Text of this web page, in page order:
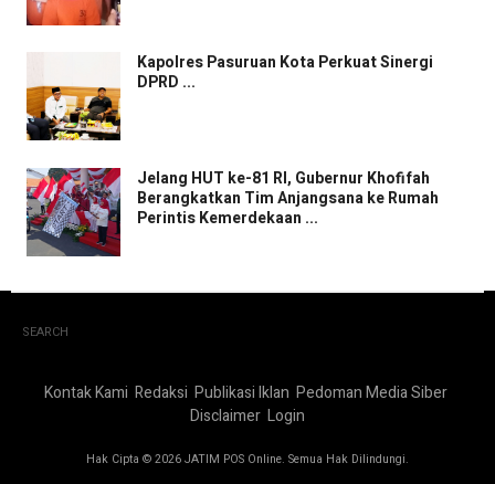
Kapolres Pasuruan Kota Perkuat Sinergi
DPRD ...
Jelang HUT ke-81 RI, Gubernur Khofifah
Berangkatkan Tim Anjangsana ke Rumah
Perintis Kemerdekaan ...
SEARCH
Kontak Kami Redaksi Publikasi Iklan Pedoman Media Siber
Disclaimer Login
Hak Cipta © 2026 JATIM POS Online. Semua Hak Dilindungi.